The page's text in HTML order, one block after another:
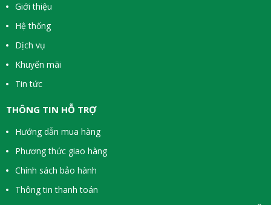
Giới thiệu
Hệ thống
Dịch vụ
Khuyến mãi
Tin tức
THÔNG TIN HỖ TRỢ
Hướng dẫn mua hàng
Phương thức giao hàng
Chính sách bảo hành
Thông tin thanh toán